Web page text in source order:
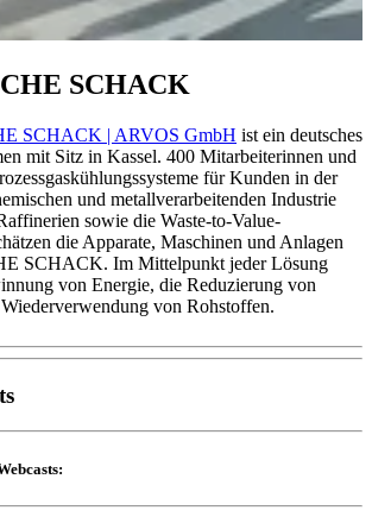
SCHACK
SCHACK | ARVOS GmbH ist ein deutsches
mit Sitz in Kassel. 400 Mitarbeiterinnen und
für Kunden in der
und metallverarbeitenden Industrie
sowie die Waste-to-Value-
die Apparate, Maschinen und Anlagen
SCHACK. Im Mittelpunkt jeder Lösung
von Energie, die Reduzierung von
von Rohstoffen.